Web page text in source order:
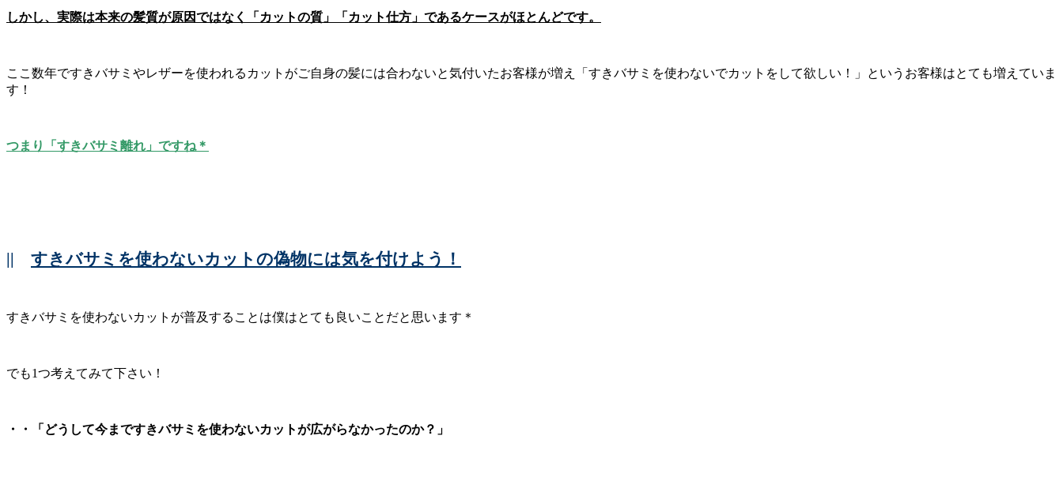
しかし、実際は本来の髪質が原因ではなく「カットの質」「カット仕方」であるケースがほとんどです。
ここ数年ですきバサミやレザーを使われるカットがご自身の髪には合わないと気付いたお客様が増え「すきバサミを使わないでカットをして欲しい！」というお客様はとても増えていま
す！
つまり「すきバサミ離れ」ですね＊
|| すきバサミを使わないカットの偽物には気を付けよう！
すきバサミを使わないカットが普及することは僕はとても良いことだと思います＊
でも1つ考えてみて下さい！
・・「どうして今まですきバサミを使わないカットが広がらなかったのか？」